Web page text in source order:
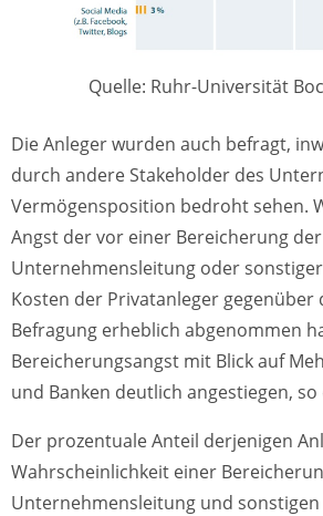
Quelle: Ruhr-Universität
Die Anleger wurden auch befragt,
durch andere Stakeholder des
Vermögensposition bedroht sehen.
Angst der vor einer Bereicherung der
Unternehmensleitung oder
Kosten der Privatanleger gegenüber
Befragung erheblich abgenommen
Bereicherungsangst mit Blick auf
und Banken deutlich angestiegen, so
Der prozentuale Anteil derjenigen
Wahrscheinlichkeit einer
Unternehmensleitung und